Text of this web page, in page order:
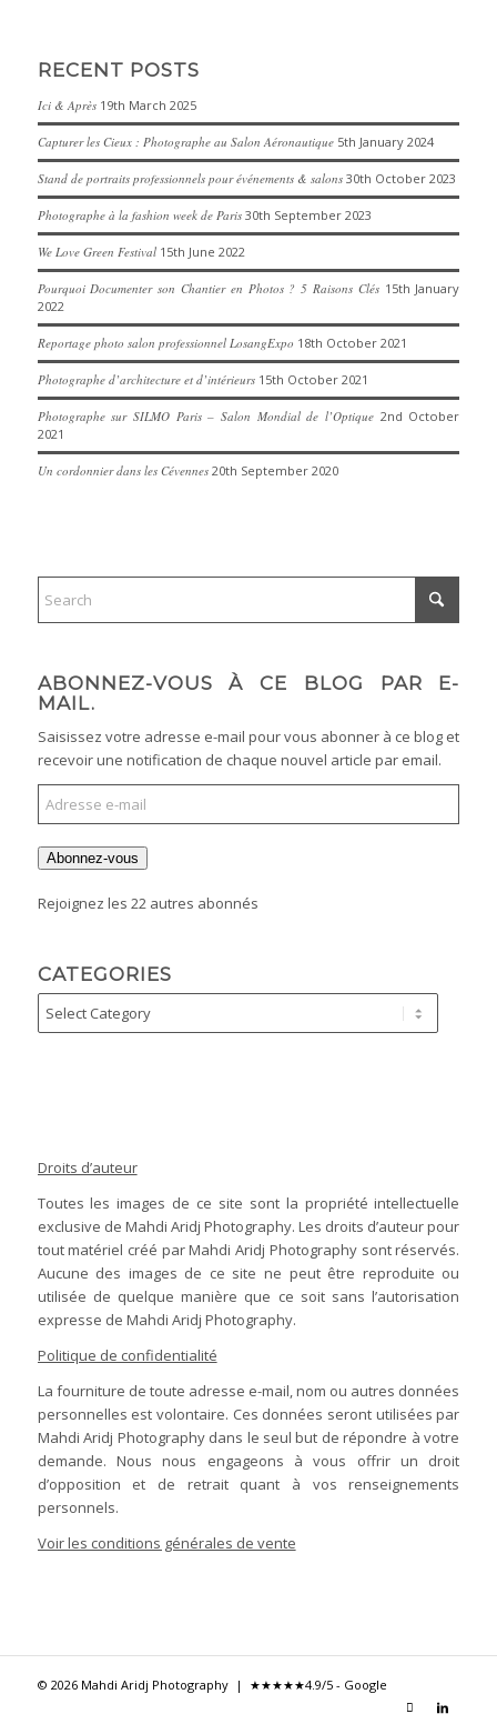
RECENT POSTS
Ici & Après 19th March 2025
Capturer les Cieux : Photographe au Salon Aéronautique 5th January 2024
Stand de portraits professionnels pour événements & salons 30th October 2023
Photographe à la fashion week de Paris 30th September 2023
We Love Green Festival 15th June 2022
Pourquoi Documenter son Chantier en Photos ? 5 Raisons Clés 15th January
2022
Reportage photo salon professionnel LosangExpo 18th October 2021
Photographe d’architecture et d’intérieurs 15th October 2021
Photographe sur SILMO Paris – Salon Mondial de l’Optique 2nd October
2021
Un cordonnier dans les Cévennes 20th September 2020
ABONNEZ-VOUS À CE BLOG PAR E-
MAIL.
Saisissez votre adresse e-mail pour vous abonner à ce blog et
recevoir une notification de chaque nouvel article par email.
Abonnez-vous
Rejoignez les 22 autres abonnés
CATEGORIES
Droits d’auteur
Toutes les images de ce site sont la propriété intellectuelle
exclusive de Mahdi Aridj Photography. Les droits d’auteur pour
tout matériel créé par Mahdi Aridj Photography sont réservés.
Aucune des images de ce site ne peut être reproduite ou
utilisée de quelque manière que ce soit sans l’autorisation
expresse de Mahdi Aridj Photography.
Politique de confidentialité
La fourniture de toute adresse e-mail, nom ou autres données
personnelles est volontaire. Ces données seront utilisées par
Mahdi Aridj Photography dans le seul but de répondre à votre
demande. Nous nous engageons à vous offrir un droit
d’opposition et de retrait quant à vos renseignements
personnels.
Voir les conditions générales de vente
© 2026 Mahdi Aridj Photography | ★★★★★4.9/5 - Google